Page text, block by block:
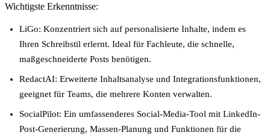
Wichtigste Erkenntnisse:
LiGo: Konzentriert sich auf personalisierte Inhalte, indem es
Ihren Schreibstil erlernt. Ideal für Fachleute, die schnelle,
maßgeschneiderte Posts benötigen.
RedactAI: Erweiterte Inhaltsanalyse und Integrationsfunktionen,
geeignet für Teams, die mehrere Konten verwalten.
SocialPilot: Ein umfassenderes Social-Media-Tool mit LinkedIn-
Post-Generierung, Massen-Planung und Funktionen für die